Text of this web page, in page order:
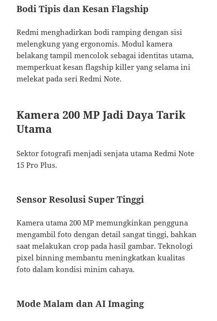
Bodi Tipis dan Kesan Flagship
Redmi menghadirkan bodi ramping dengan sisi
melengkung yang ergonomis. Modul kamera
belakang tampil mencolok sebagai identitas utama,
memperkuat kesan flagship killer yang selama ini
melekat pada seri Redmi Note.
Kamera 200 MP Jadi Daya Tarik
Utama
Sektor fotografi menjadi senjata utama Redmi Note
15 Pro Plus.
Sensor Resolusi Super Tinggi
Kamera utama 200 MP memungkinkan pengguna
mengambil foto dengan detail sangat tinggi, bahkan
saat melakukan crop pada hasil gambar. Teknologi
pixel binning membantu meningkatkan kualitas
foto dalam kondisi minim cahaya.
Mode Malam dan AI Imaging